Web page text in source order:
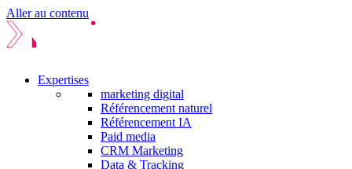
Aller au contenu
Expertises
marketing digital
Référencement naturel
Référencement IA
Paid media
CRM Marketing
Data & Tracking